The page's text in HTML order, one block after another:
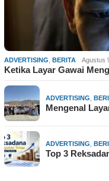
ADVERTISING BERITA Agustus
Ketika Layar Gawai
ADVERTISING
Mengenal
ADVERTISING
Top 3